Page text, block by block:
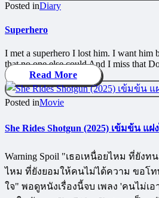
Posted inDiary
Superhero
I met a superhero I lost him. I want him
that no one else could And I miss that
Read More
Posted inMovie
She Rides Shotgun (2025) เข้มข้น แ
Warning Spoil "เธอเหนื่อยไหม ที่ยังท
ไหม ที่ยังยอมให้คนไม่ได้ความ ขอโ
ใจ" พอดูหนังเรื่องนี้จบ เพลง 'คนไม่เ